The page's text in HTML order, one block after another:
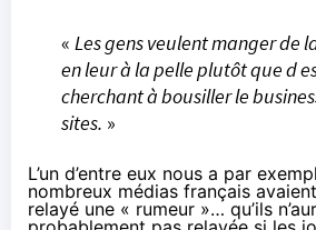
« Les gens veulent manger de
en leur à la pelle plutôt que d
cherchant à bousiller le
sites. »
L’un d’entre eux nous a par
nombreux médias français
relayé une « rumeur »… qu’ils